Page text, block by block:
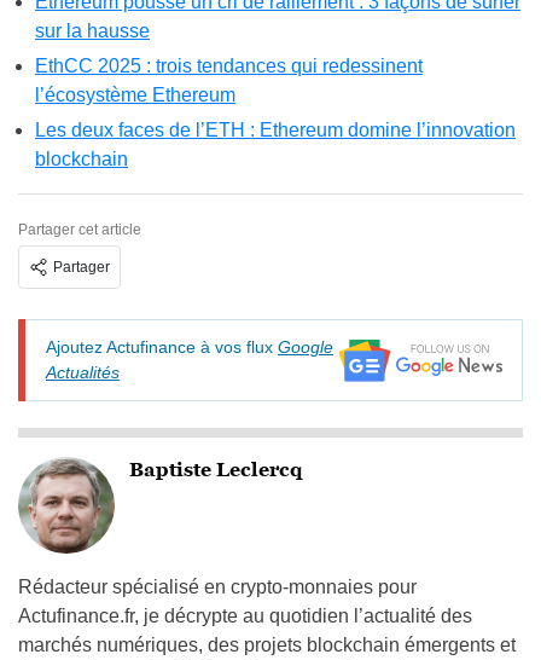
sur la hausse
EthCC 2025 : trois tendances qui redessinent
l’écosystème Ethereum
Les deux faces de l’ETH : Ethereum domine l’innovation
blockchain
Partager cet article
Partager
Ajoutez Actufinance à vos flux Google
Actualités
Baptiste Leclercq
Rédacteur spécialisé en crypto-monnaies pour
Actufinance.fr, je décrypte au quotidien l’actualité des
marchés numériques, des projets blockchain émergents et